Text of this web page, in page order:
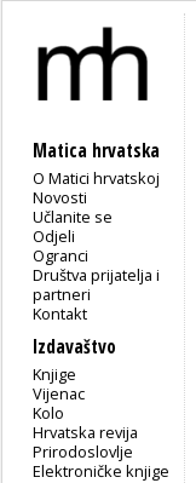
Matica hrvatska
O Matici hrvatskoj
Novosti
Učlanite se
Odjeli
Ogranci
Društva prijatelja i
partneri
Kontakt
Izdavaštvo
Knjige
Vijenac
Kolo
Hrvatska revija
Prirodoslovlje
Elektroničke knjige